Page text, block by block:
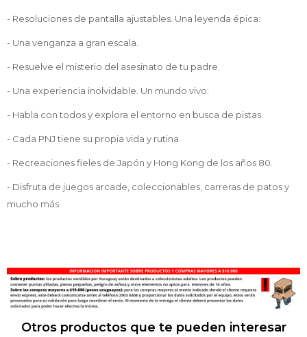
- Resoluciones de pantalla ajustables. Una leyenda épica:
- Una venganza a gran escala.
- Resuelve el misterio del asesinato de tu padre.
- Una experiencia inolvidable. Un mundo vivo:
- Habla con todos y explora el entorno en busca de pistas.
- Cada PNJ tiene su propia vida y rutina.
- Recreaciones fieles de Japón y Hong Kong de los años 80.
- Disfruta de juegos arcade, coleccionables, carreras de patos y
mucho más.
Otros productos que te pueden interesar